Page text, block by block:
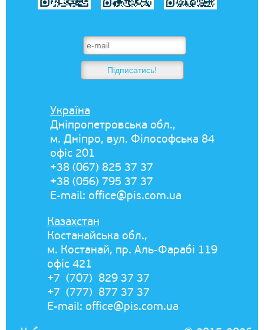
Україна
Дніпропетровська обл.,
м. Дніпро, вул. Філософська 84
офіс 201
+38 (067) 825 37 37
+38 (056) 795 37 37
E-mail: office@pis.com.ua
Казахстан
Костанайська обл.,
м. Костанай, пр. Аль-Фарабі 119
офіс 421
+7 (707) 829 37 37
+7 (777) 877 37 37
E-mail: office@pis.com.ua